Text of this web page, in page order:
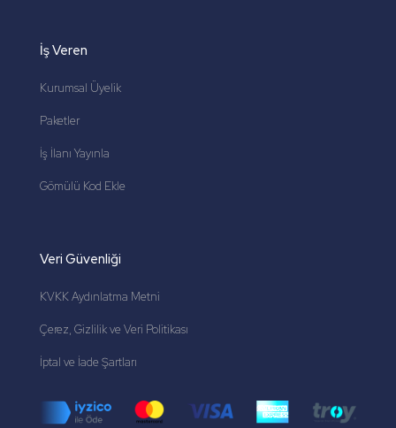
İş Veren
Kurumsal Üyelik
Paketler
İş İlanı Yayınla
Gömülü Kod Ekle
Veri Güvenliği
KVKK Aydınlatma Metni
Çerez, Gizlilik ve Veri Politikası
İptal ve İade Şartları